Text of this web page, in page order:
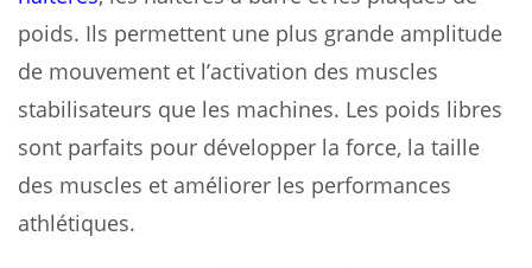
poids. Ils permettent une plus grande amplitude
de mouvement et l’activation des muscles
stabilisateurs que les machines. Les poids libres
sont parfaits pour développer la force, la taille
des muscles et améliorer les performances
athlétiques.